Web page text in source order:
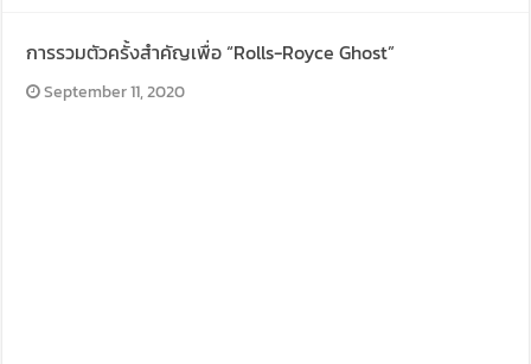
การรวมตัวครั้งสำคัญเพื่อ “Rolls-Royce Ghost”
September 11, 2020